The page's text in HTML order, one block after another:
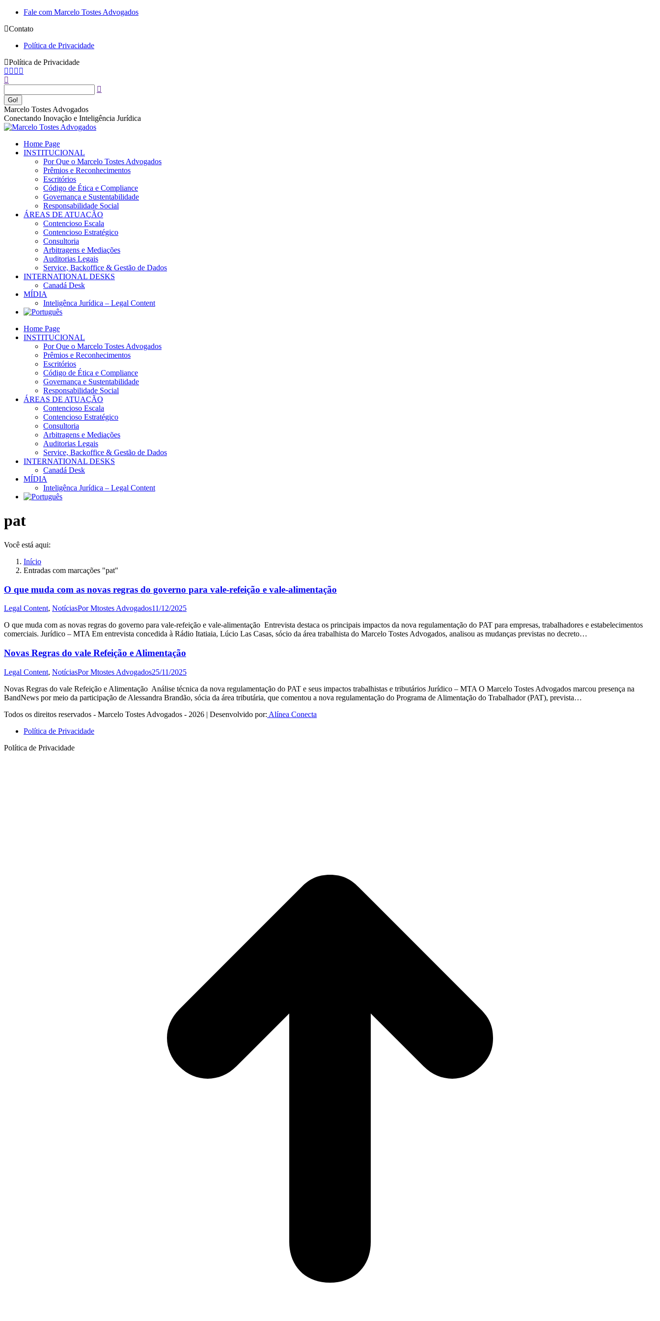
Pular
o
Fale com Marcelo Tostes Advogados
Contato
Política de Privacidade
Política de Privacidade
Facebook
in
new
window
YouTube
in
new
window
Linkedin
in
new
window
in
new
window
Buscar
Marcelo Tostes Advogados
Conectando Inovação e Inteligência Jurídica
Home Page
INSTITUCIONAL
Por Que o Marcelo Tostes Advogados
Prêmios e Reconhecimentos
Escritórios
Código de Ética e Compliance
Governança e Sustentabilidade
Responsabilidade Social
ÁREAS DE ATUAÇÃO
Contencioso Escala
Contencioso Estratégico
Consultoria
Arbitragens e Mediações
Auditorias Legais
Service, Backoffice & Gestão de Dados
INTERNATIONAL DESKS
Canadá Desk
MÍDIA
Inteligênca Jurídica – Legal Content
Home Page
INSTITUCIONAL
Por Que o Marcelo Tostes Advogados
Prêmios e Reconhecimentos
Escritórios
Código de Ética e Compliance
Governança e Sustentabilidade
Responsabilidade Social
ÁREAS DE ATUAÇÃO
Contencioso Escala
Contencioso Estratégico
Consultoria
Arbitragens e Mediações
Auditorias Legais
Service, Backoffice & Gestão de Dados
INTERNATIONAL DESKS
Canadá Desk
MÍDIA
Inteligênca Jurídica – Legal Content
pat
Você está aqui:
Início
Entradas com marcações "pat"
O que muda com as novas regras do governo para vale-refeição e vale-alimentação
Legal Content, NotíciasPorMtostes Advogados11/12/2025
O que muda com as novas regras do governo para vale-refeição e vale-alimentação Entrevista destaca os principais impactos da nova regulamentação do PAT para empresas, trabalhadores e estabelecimentos
comerciais. Jurídico – MTA Em entrevista concedida à Rádio Itatiaia, Lúcio Las Casas, sócio da área trabalhista do Marcelo Tostes Advogados, analisou as mudanças previstas no decreto…
Novas Regras do vale Refeição e Alimentação
Legal Content, NotíciasPorMtostes Advogados25/11/2025
Novas Regras do vale Refeição e Alimentação Análise técnica da nova regulamentação do PAT e seus impactos trabalhistas e tributários Jurídico – MTA O Marcelo Tostes Advogados marcou presença na
BandNews por meio da participação de Alessandra Brandão, sócia da área tributária, que comentou a nova regulamentação do Programa de Alimentação do Trabalhador (PAT), prevista…
Todos os direitos reservados - Marcelo Tostes Advogados - 2026 | Desenvolvido por: Alínea Conecta
Política de Privacidade
Política de Privacidade